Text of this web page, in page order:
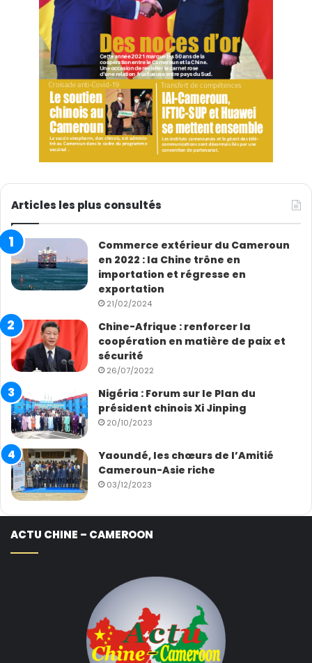
Articles les plus consultés
Commerce extérieur du Cameroun
en 2022 : la Chine trône en
importation et régresse en
exportation
21/02/2024
Chine-Afrique : renforcer la
coopération en matière de paix et
sécurité
26/07/2022
Nigéria : Forum sur le Plan du
président chinois Xi Jinping
20/10/2023
Yaoundé, les chœurs de l’Amitié
Cameroun-Asie riche
03/12/2023
ACTU CHINE – CAMEROON